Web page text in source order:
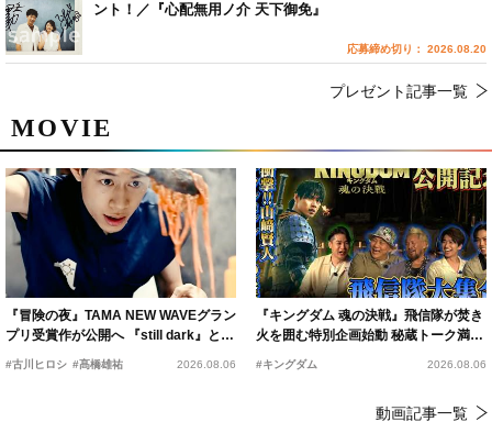
MOVIE
『冒険の夜』TAMA NEW WAVEグラン
プリ受賞作が公開へ 『still dark』と同
時上映決定
#古川ヒロシ #髙橋雄祐 2026.08.06
『キングダム 魂の決戦』飛信隊が焚き
火を囲む特別企画始動 秘蔵トーク満載
の“キングダムキャンプ”開催
#キングダム 2026.08.06
動画記事一覧
ント！／『心配無用ノ介 天下御免』
応募締め切り： 2026.08.20
プレゼント記事一覧